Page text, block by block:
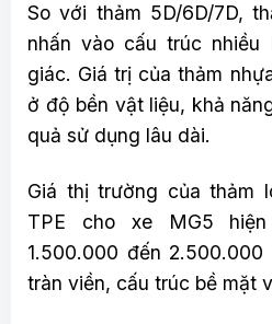
So với thảm 5D/6D/7D,
nhấn vào cấu trúc
giác. Giá trị của thảm
ở độ bền vật liệu, khả
quả sử dụng lâu dài.
Giá thị trường của thảm
TPE cho xe MG5
1.500.000 đến
tràn viền, cấu trúc bề mặt